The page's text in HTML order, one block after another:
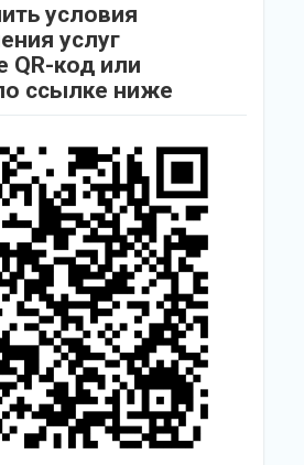
условия
услуг
QR-код или
ссылке ниже